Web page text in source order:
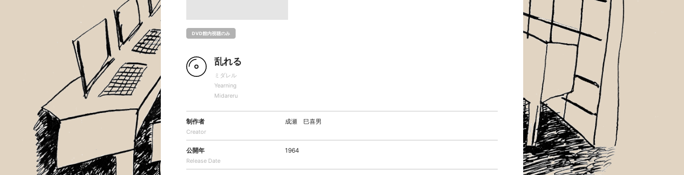
DVD館内視聴のみ
乱れる
ミダレル
Yearning
Midareru
制作者
Creator
成瀬 巳喜男
公開年
Release Date
1964